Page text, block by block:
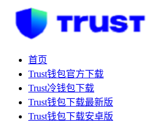
首页
Trust钱包官方下载
Trust冷钱包下载
Trust钱包下载最新版
Trust钱包下载安卓版